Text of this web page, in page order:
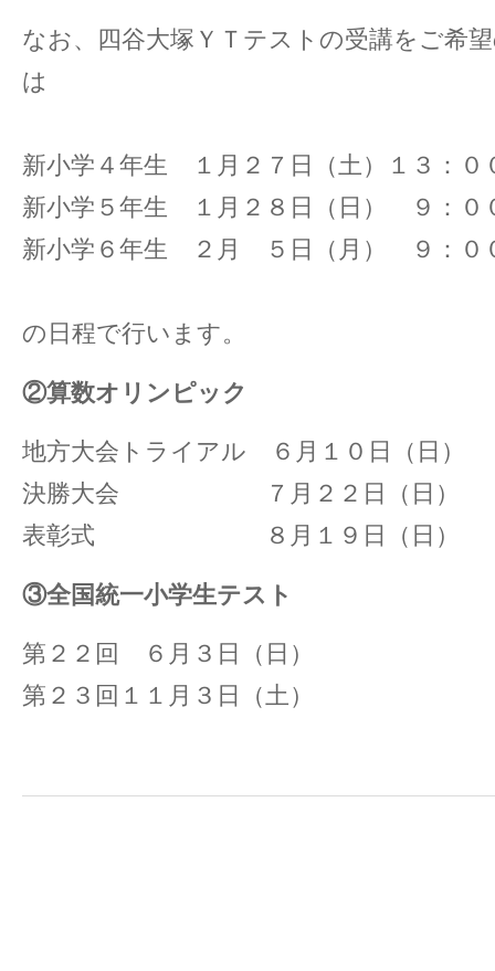
なお、四谷大塚ＹＴテストの受講をご希
は
新小学４年生 １月２７日（土）１３：０
新小学５年生 １月２８日（日） ９：０
新小学６年生 ２月 ５日（月） ９：０
の日程で行います。
②算数オリンピック
地方大会トライアル ６月１０日（日）
決勝大会 ７月２２日（日）
表彰式 ８月１９日（日）
③全国統一小学生テスト
第２２回 ６月３日（日）
第２３回１１月３日（土）